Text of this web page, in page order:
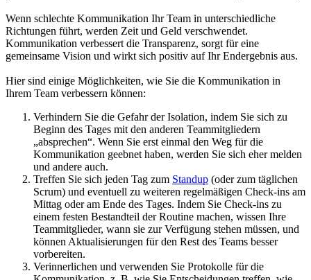
Wenn schlechte Kommunikation Ihr Team in unterschiedliche
Richtungen führt, werden Zeit und Geld verschwendet.
Kommunikation verbessert die Transparenz, sorgt für eine
gemeinsame Vision und wirkt sich positiv auf Ihr Endergebnis aus.
Hier sind einige Möglichkeiten, wie Sie die Kommunikation in
Ihrem Team verbessern können:
Verhindern Sie die Gefahr der Isolation, indem Sie sich zu
Beginn des Tages mit den anderen Teammitgliedern
„absprechen“. Wenn Sie erst einmal den Weg für die
Kommunikation geebnet haben, werden Sie sich eher melden
und andere auch.
Treffen Sie sich jeden Tag zum Standup (oder zum täglichen
Scrum) und eventuell zu weiteren regelmäßigen Check-ins am
Mittag oder am Ende des Tages. Indem Sie Check-ins zu
einem festen Bestandteil der Routine machen, wissen Ihre
Teammitglieder, wann sie zur Verfügung stehen müssen, und
können Aktualisierungen für den Rest des Teams besser
vorbereiten.
Verinnerlichen und verwenden Sie Protokolle für die